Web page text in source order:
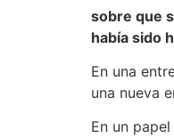
sobre que
había sido
En una
una nueva
En un